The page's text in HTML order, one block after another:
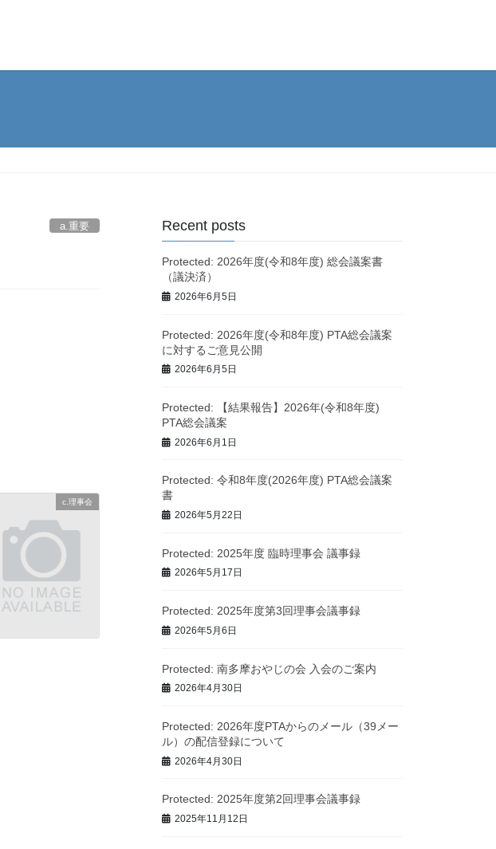
a.重要
c.理事会
Recent posts
Protected: 2026年度(令和8年度) 総会議案書
（議決済）
2026年6月5日
Protected: 2026年度(令和8年度) PTA総会議案
に対するご意見公開
2026年6月5日
Protected: 【結果報告】2026年(令和8年度)
PTA総会議案
2026年6月1日
Protected: 令和8年度(2026年度) PTA総会議案
書
2026年5月22日
Protected: 2025年度 臨時理事会 議事録
2026年5月17日
Protected: 2025年度第3回理事会議事録
2026年5月6日
Protected: 南多摩おやじの会 入会のご案内
2026年4月30日
Protected: 2026年度PTAからのメール（39メー
ル）の配信登録について
2026年4月30日
Protected: 2025年度第2回理事会議事録
2025年11月12日